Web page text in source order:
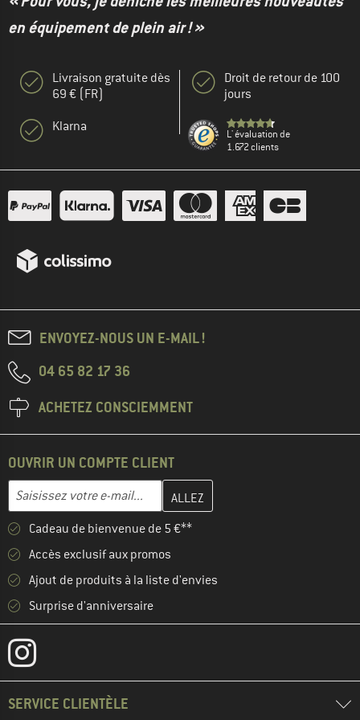
en équipement de plein air ! »
Livraison gratuite dès
69 € (FR)
Klarna
Droit de retour de 100
jours
L' évaluation de
1.672 clients
ENVOYEZ-NOUS UN E-MAIL !
04 65 82 17 36
ACHETEZ CONSCIEMMENT
OUVRIR UN COMPTE CLIENT
Adresse e-mail
Entrez votre adresse e-mail ici et créez votre compte client à la
Cadeau de bienvenue de 5 €**
Accès exclusif aux promos
Ajout de produits à la liste d'envies
Surprise d'anniversaire
SERVICE CLIENTÈLE